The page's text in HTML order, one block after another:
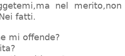
nel
fatti.
mi offende?